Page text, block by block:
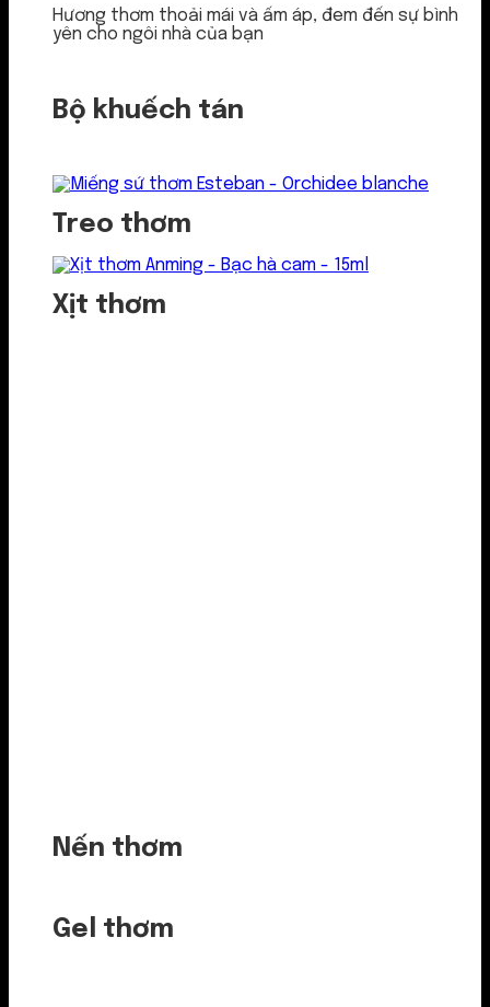
Hương thơm thoải mái và ấm áp, đem đến sự bình
yên cho ngôi nhà của bạn
Bộ khuếch tán
Treo thơm
Xịt thơm
Nến thơm
Gel thơm